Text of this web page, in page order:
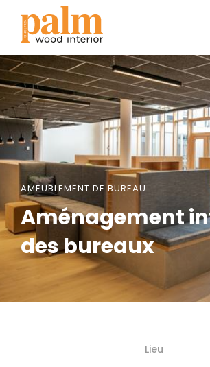
AMEUBLEMENT DE BUREAU
Aménagement
des bureaux
Lieu